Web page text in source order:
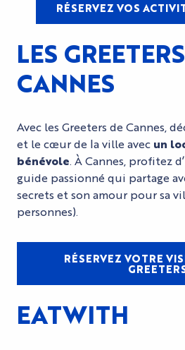
RÉSERVEZ VOS
LES
CANNES
Avec les Greeters de Cannes,
et le cœur de la ville avec un
bénévole. À Cannes, profitez
guide passionné qui partage
secrets et son amour pour sa
personnes).
RÉSERVEZ VOTRE
EATWITH